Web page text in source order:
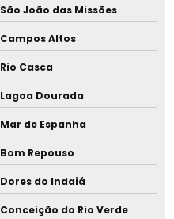
São João das Missões
Campos Altos
Rio Casca
Lagoa Dourada
Mar de Espanha
Bom Repouso
Dores do Indaiá
Conceição do Rio Verde